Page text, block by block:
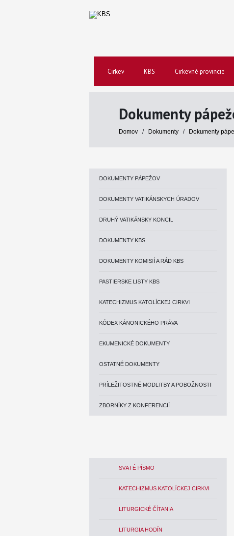
Cirkev KBS Cirkevné provincie
Dokumenty
Domov / Dokumenty / Dokumenty
DOKUMENTY PÁPEŽOV
DOKUMENTY VATIKÁNSKYCH ÚRADOV
DRUHÝ VATIKÁNSKY KONCIL
DOKUMENTY KBS
DOKUMENTY KOMISIÍ A RÁD KBS
PASTIERSKE LISTY KBS
KATECHIZMUS KATOLÍCKEJ CIRKVI
KÓDEX KÁNONICKÉHO PRÁVA
EKUMENICKÉ DOKUMENTY
OSTATNÉ DOKUMENTY
PRÍLEŽITOSTNÉ MODLITBY A POBOŽNOSTI
ZBORNÍKY Z KONFERENCIÍ
SVÄTÉ PÍSMO
KATECHIZMUS KATOLÍCKEJ CIRKVI
LITURGICKÉ ČÍTANIA
LITURGIA HODÍN